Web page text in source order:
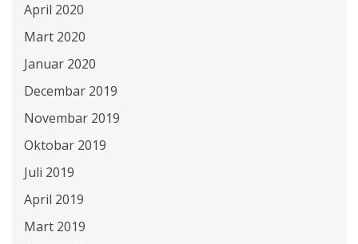
April 2020
Mart 2020
Januar 2020
Decembar 2019
Novembar 2019
Oktobar 2019
Juli 2019
April 2019
Mart 2019